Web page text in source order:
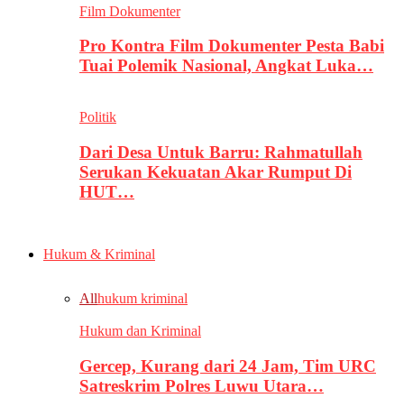
Film Dokumenter
Pro Kontra Film Dokumenter Pesta Babi
Tuai Polemik Nasional, Angkat Luka…
Politik
Dari Desa Untuk Barru: Rahmatullah
Serukan Kekuatan Akar Rumput Di
HUT…
Hukum & Kriminal
Allhukum kriminal
Hukum dan Kriminal
Gercep, Kurang dari 24 Jam, Tim URC
Satreskrim Polres Luwu Utara…